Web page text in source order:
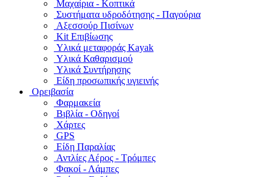
Μαχαίρια - Κοπτικά
Συστήματα υδροδότησης - Παγούρια
Αξεσσούρ Πισίνων
Kit Επιβίωσης
Υλικά μεταφοράς Kayak
Υλικά Καθαρισμού
Υλικά Συντήρησης
Είδη προσωπικής υγιεινής
Ορειβασία
Φαρμακεία
Βιβλία - Οδηγοί
Χάρτες
GPS
Είδη Παραλίας
Αντλίες Αέρος - Τρόμπες
Φακοί - Λάμπες